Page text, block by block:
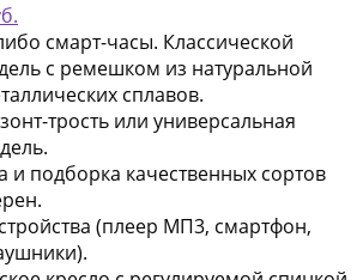
смарт-часы. Классической
с ремешком из натуральной
сплавов.
трость или универсальная
.
и подборка качественных сортов
(плеер МП3, смартфон,